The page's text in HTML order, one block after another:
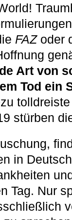
FAZoder
Art von
Tod ein
stürben
in
Tag. Nur